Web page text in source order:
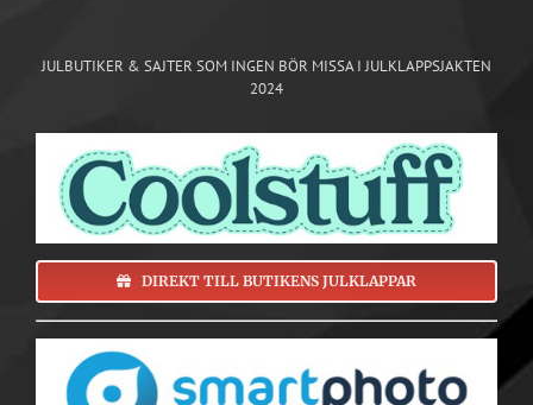
JULBUTIKER & SAJTER SOM INGEN BÖR MISSA I JULKLAPPSJAKTEN
2024
DIREKT TILL BUTIKENS JULKLAPPAR